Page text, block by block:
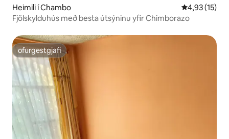
Heimili í Chambo 4,93 af 5 í
4,93 (15)
Fjölskylduhús með besta útsýninu yfir Chimborazo
ofurgestgjafi
ofurgestgjafi